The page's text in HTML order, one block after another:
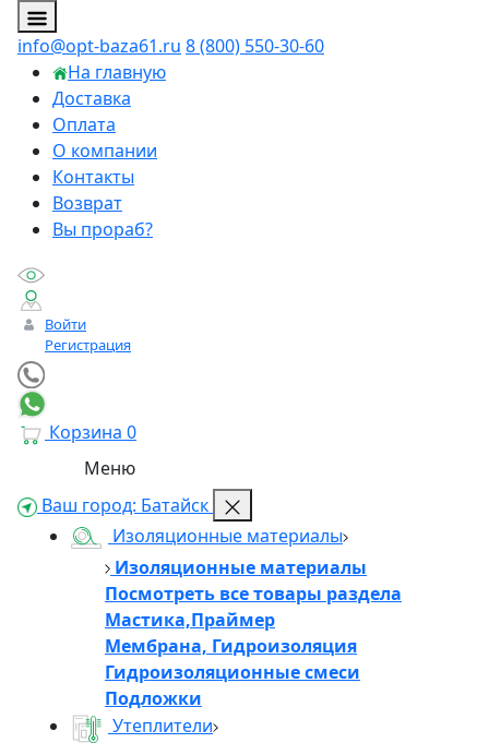
info@opt-baza61.ru 8 (800) 550-30-60
На главную
Доставка
Оплата
О компании
Контакты
Возврат
Вы прораб?
Войти
Регистрация
Корзина 0
Меню
Ваш город: Батайск
Изоляционные материалы
Изоляционные материалы
Посмотреть все товары раздела
Мастика,Праймер
Мембрана, Гидроизоляция
Гидроизоляционные смеси
Подложки
Утеплители